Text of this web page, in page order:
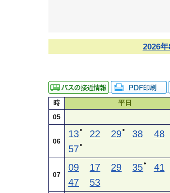
2026
時 平日
05
06
13● 22 29● 38
48
57●
07
09 17 29 35●
41
47
53